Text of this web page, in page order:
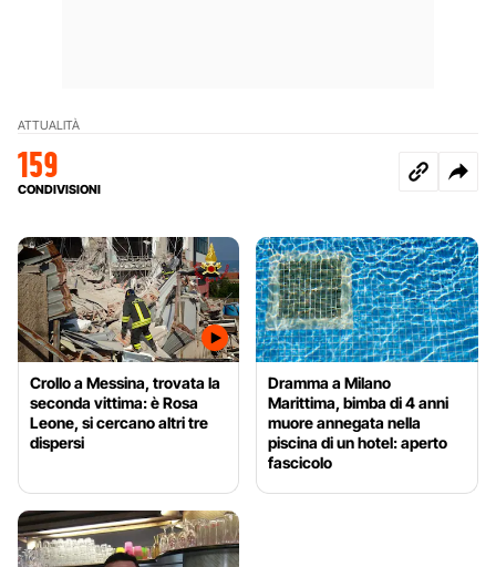
ATTUALITÀ
159
CONDIVISIONI
Crollo a Messina, trovata la
seconda vittima: è Rosa
Leone, si cercano altri tre
dispersi
Dramma a Milano
Marittima, bimba di 4 anni
muore annegata nella
piscina di un hotel: aperto
fascicolo